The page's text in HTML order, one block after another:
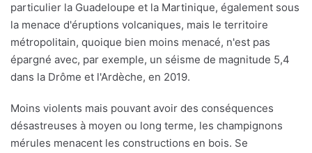
particulier la Guadeloupe et la Martinique, également sous
la menace d'éruptions volcaniques, mais le territoire
métropolitain, quoique bien moins menacé, n'est pas
épargné avec, par exemple, un séisme de magnitude 5,4
dans la Drôme et l'Ardèche, en 2019.
Moins violents mais pouvant avoir des conséquences
désastreuses à moyen ou long terme, les champignons
mérules menacent les constructions en bois. Se